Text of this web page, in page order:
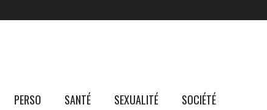
PERSO SANTÉ SEXUALITÉ SOCIÉTÉ